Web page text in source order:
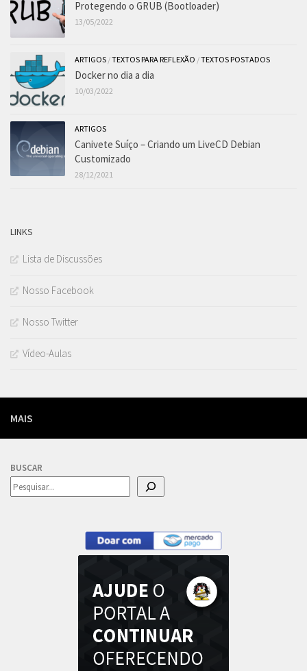
Protegendo o GRUB (Bootloader)
13/05/2022
ARTIGOS /TEXTOS PARA REFLEXÃO /TEXTOS POSTADOS
Docker no dia a dia
10/03/2022
ARTIGOS
Canivete Suíço – Criando um LiveCD Debian
Customizado
28/12/2021
LINKS
Lista de Discussões
Nosso Facebook
Nosso Twitter
Vídeo-Aulas
MAIS
BUSCAR